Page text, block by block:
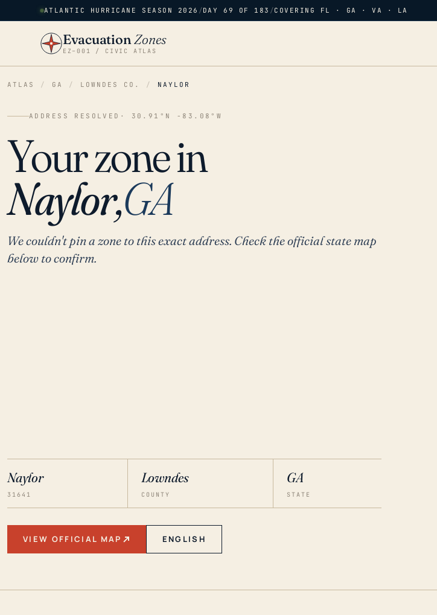
ATLANTIC HURRICANE SEASON 2026 /DAY 69 OF 183 /COVERING FL · GA · VA · LA
EvacuationZones
EZ–001 / CIVIC ATLAS
ATLAS / GA / LOWNDES CO. / NAYLOR
ADDRESS RESOLVED · 30.91°N -83.08°W
Your zone in
Naylor,GA
We couldn't pin a zone to this exact address. Check the official state map
below to confirm.
Naylor
31641
Lowndes
COUNTY
GA
STATE
VIEW OFFICIAL MAP ENGLISH